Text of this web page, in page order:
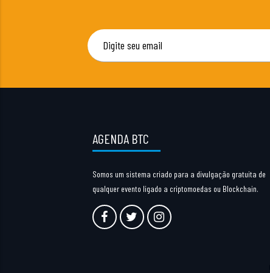
AGENDA BTC
Somos um sistema criado para a divulgação gratuita de
qualquer evento ligado a criptomoedas ou Blockchain.